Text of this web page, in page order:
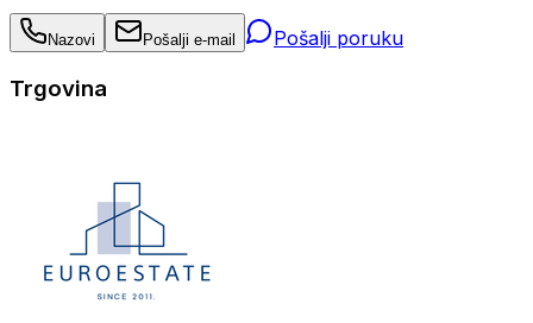
Nazovi Pošalji e-mail Pošalji poruku
Trgovina